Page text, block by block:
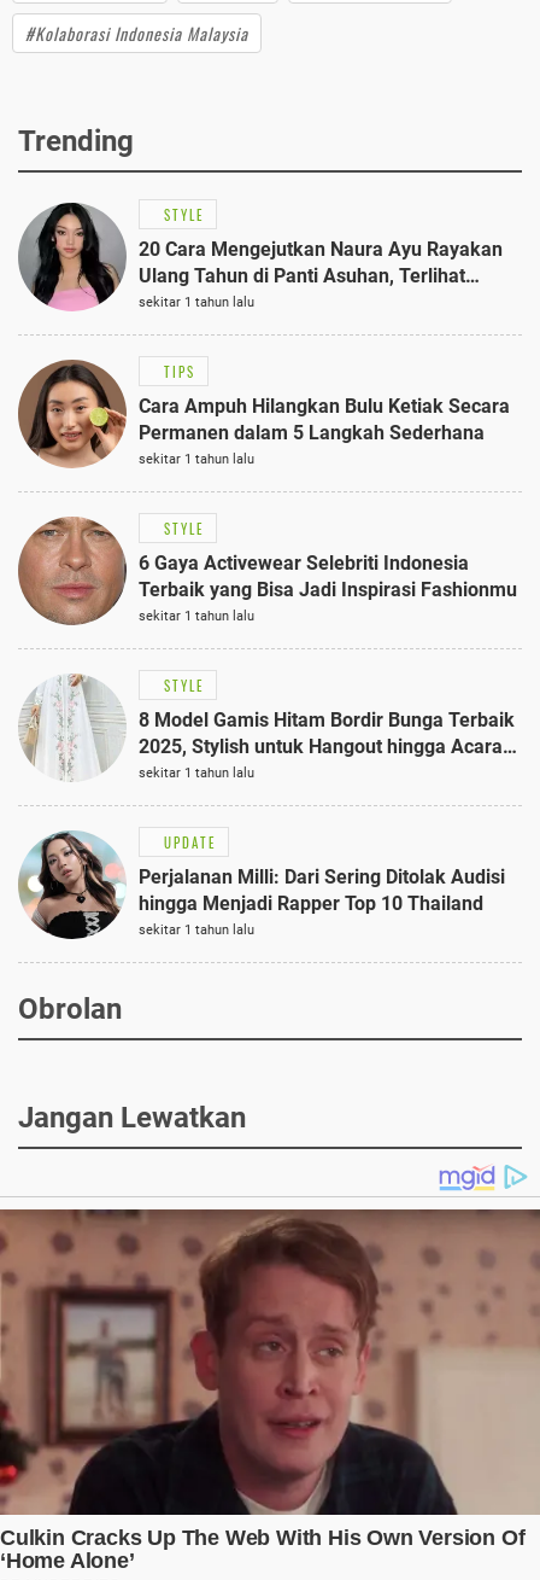
#Kolaborasi Indonesia Malaysia
Trending
STYLE
20 Cara Mengejutkan Naura Ayu Rayakan
Ulang Tahun di Panti Asuhan, Terlihat
Anggun dengan Kaftan Cokelat
sekitar 1 tahun lalu
TIPS
Cara Ampuh Hilangkan Bulu Ketiak Secara
Permanen dalam 5 Langkah Sederhana
sekitar 1 tahun lalu
STYLE
6 Gaya Activewear Selebriti Indonesia
Terbaik yang Bisa Jadi Inspirasi Fashionmu
sekitar 1 tahun lalu
STYLE
8 Model Gamis Hitam Bordir Bunga Terbaik
2025, Stylish untuk Hangout hingga Acara
Semi-Formal
sekitar 1 tahun lalu
UPDATE
Perjalanan Milli: Dari Sering Ditolak Audisi
hingga Menjadi Rapper Top 10 Thailand
sekitar 1 tahun lalu
Obrolan
Jangan Lewatkan